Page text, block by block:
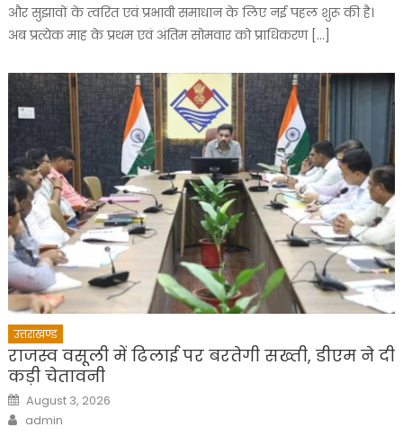
और सुझावों के त्वरित एवं प्रभावी समाधान के लिए नई पहल शुरू की है।
अब प्रत्येक माह के प्रथम एवं अंतिम सोमवार को प्राधिकरण […]
उत्तराखण्ड
राजस्व वसूली में ढिलाई पर बरतेगी सख्ती, डीएम ने दी
कड़ी चेतावनी
Posted
on
August 3, 2026
Author
admin